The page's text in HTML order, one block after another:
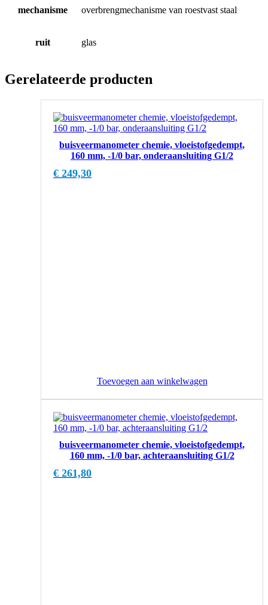
mechanisme overbrengmechanisme van roestvast staal
ruit glas
Gerelateerde producten
buisveermanometer chemie, vloeistofgedempt,
160 mm, -1/0 bar, onderaansluiting G1/2
€ 249,30
Toevoegen aan winkelwagen
buisveermanometer chemie, vloeistofgedempt,
160 mm, -1/0 bar, achteraansluiting G1/2
€ 261,80